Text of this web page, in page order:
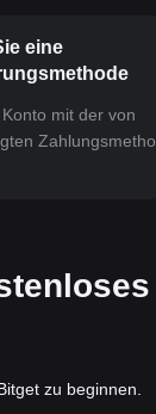
eine
mit der von
zu beginnen.